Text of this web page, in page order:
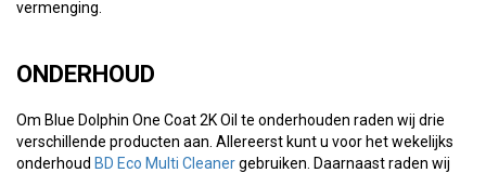
vermenging.
ONDERHOUD
Om Blue Dolphin One Coat 2K Oil te onderhouden raden wij drie
verschillende producten aan. Allereerst kunt u voor het wekelijks
onderhoud BD Eco Multi Cleanergebruiken. Daarnaast raden wij